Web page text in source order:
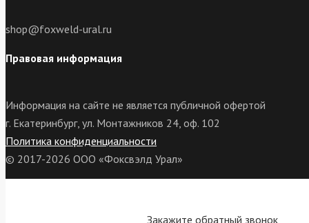
shop@foxweld-ural.ru
Правовая информация
Информация на сайте не является публичной офертой
г. Екатеринбург, ул. Монтажников 24, оф. 102
Политика конфиденциальности
© 2017-2026 ООО «Фоксвэлд Урал»
Закажите обратный звонок